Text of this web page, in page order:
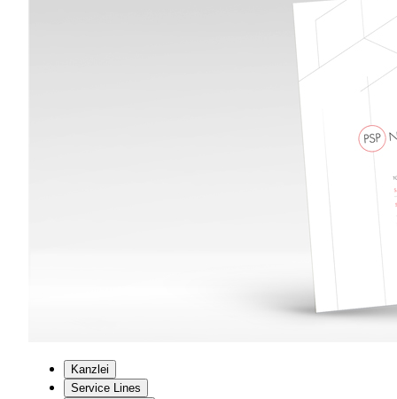
Kanzlei
Service Lines